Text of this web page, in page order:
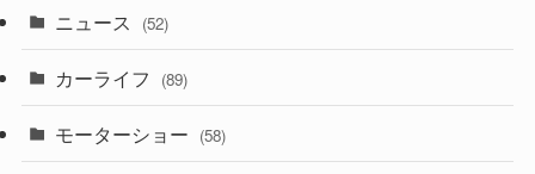
(43)
(6)
(9)
(28)
(27)
(26)
ニュース (52)
カーライフ (89)
モーターショー (58)